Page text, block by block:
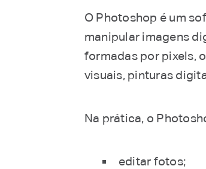
O Photoshop é um
manipular imagens
formadas por pixels,
visuais, pinturas
Na prática, o
editar fotos;